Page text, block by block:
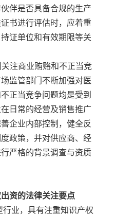
伴是否具备合规的生产
书进行评估时，应着重
证单位和有效期限等关
注商业贿赂和不正当竞
监管部门不断加强对医
正当竞争问题均是受到
日常的经营及销售推广
企业内部控制，健全反
政策，并对供应商、经
严格的背景调查与资质
资的法律关注要点
业，具有注重知识产权